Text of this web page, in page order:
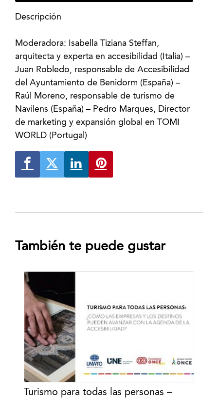
Descripción
Moderadora: Isabella Tiziana Steffan,
arquitecta y experta en accesibilidad (Italia) –
Juan Robledo, responsable de Accesibilidad
del Ayuntamiento de Benidorm (España) –
Raúl Moreno, responsable de turismo de
Navilens (España) – Pedro Marques, Director
de marketing y expansión global en TOMI
WORLD (Portugal)
También te puede gustar
Turismo para todas las personas –